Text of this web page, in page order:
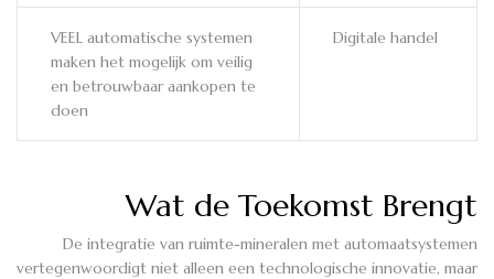
Digitale handel
VEEL automatische systemen
maken het mogelijk om veilig
en betrouwbaar aankopen te
doen
Wat de Toekomst Brengt
De integratie van ruimte-mineralen met automaatsystemen
vertegenwoordigt niet alleen een technologische innovatie, maar